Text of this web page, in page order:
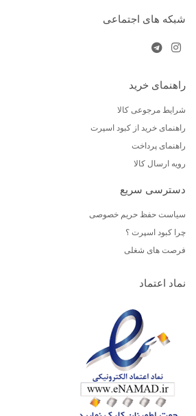
شبکه های اجتماعی
راهنمای خرید
شرایط مرجوعی کالا
راهنمای خرید از کبود اسپرت
راهنمای پرداخت
رویه ارسال کالا
دسترسی سریع
سیاست حفظ حریم خصوصی
چرا کبود اسپرت ؟
فرصت های شغلی
نماد اعتماد